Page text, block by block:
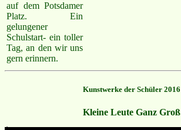
auf dem Potsdamer
Platz. Ein
gelungener
Schulstart- ein toller
Tag, an den wir uns
gern erinnern.
Kunstwerke der Schüler 2016
Kleine Leute Ganz Groß